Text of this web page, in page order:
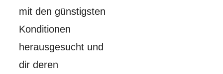
mit den günstigsten
Konditionen
herausgesucht und
dir deren